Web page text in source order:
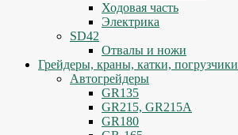
Ходовая часть
Электрика
SD42
Отвалы и ножи
Грейдеры, краны, катки, погрузчики
Автогрейдеры
GR135
GR215, GR215A
GR180